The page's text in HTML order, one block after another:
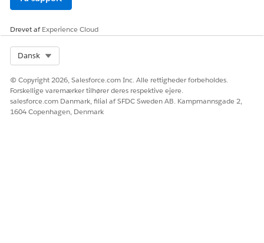
Drevet afExperience Cloud
Dansk
© Copyright 2026, Salesforce.com Inc. Alle rettigheder forbeholdes.
Forskellige varemærker tilhører deres respektive ejere.
salesforce.com Danmark, filial af SFDC Sweden AB. Kampmannsgade 2,
1604 Copenhagen, Denmark